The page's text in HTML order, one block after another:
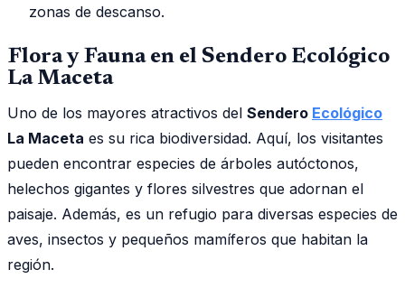
zonas de descanso.
Flora y Fauna en el Sendero Ecológico
La Maceta
Uno de los mayores atractivos del Sendero Ecológico
La Maceta es su rica biodiversidad. Aquí, los visitantes
pueden encontrar especies de árboles autóctonos,
helechos gigantes y flores silvestres que adornan el
paisaje. Además, es un refugio para diversas especies de
aves, insectos y pequeños mamíferos que habitan la
región.